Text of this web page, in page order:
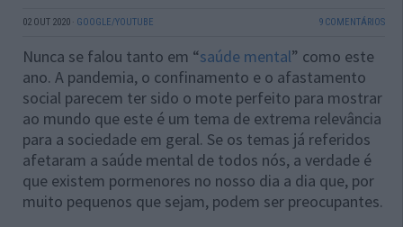
02 OUT 2020 · GOOGLE/YOUTUBE 9 COMENTÁRIOS
Nunca se falou tanto em “saúde mental” como este
ano. A pandemia, o confinamento e o afastamento
social parecem ter sido o mote perfeito para mostrar
ao mundo que este é um tema de extrema relevância
para a sociedade em geral. Se os temas já referidos
afetaram a saúde mental de todos nós, a verdade é
que existem pormenores no nosso dia a dia que, por
muito pequenos que sejam, podem ser preocupantes.